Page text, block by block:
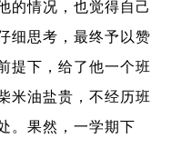
的情况，也觉得自己
细思考，最终予以赞
提下，给了他一个班
米油盐贵，不经历班
。果然，一学期下